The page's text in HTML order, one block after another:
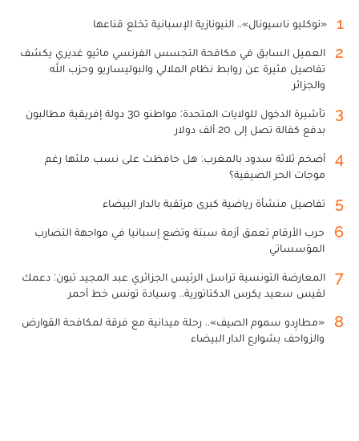
1 «نوكليو ناسيونال».. النيونازية الإسبانية تخلع قناعها
2
العميل السابق في مكافحة التجسس الفرنسي ماثيو غديري يكشف
تفاصيل مثيرة عن روابط نظام الملالي والبوليساريو وحزب الله
والجزائر
3
تأشيرة الدخول للولايات المتحدة: مواطنو 30 دولة إفريقية مطالبون
بدفع كفالة تصل إلى 20 ألف دولار
4
أضخم ثلاثة سدود بالمغرب: هل حافظت على نسب ملئها رغم
موجات الحر الصيفية؟
5 تفاصيل منشأة رياضية كبرى مرتقبة بالدار البيضاء
6
حرب الأرقام تعمق أزمة سبتة وتضع إسبانيا في مواجهة التضارب
المؤسساتي
7
المعارضة التونسية تراسل الرئيس الجزائري عبد المجيد تبون: دعمك
لقيس سعيد يكرس الدكتاتورية.. وسيادة تونس خط أحمر
8
«مطارِدو سموم الصيف».. رحلة ميدانية مع فرقة لمكافحة القوارض
والزواحف بشوارع الدار البيضاء